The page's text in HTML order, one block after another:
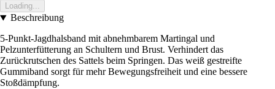
Loading...
Beschreibung
5-Punkt-Jagdhalsband mit abnehmbarem Martingal und
Pelzunterfütterung an Schultern und Brust. Verhindert das
Zurückrutschen des Sattels beim Springen. Das weiß gestreifte
Gummiband sorgt für mehr Bewegungsfreiheit und eine bessere
Stoßdämpfung.